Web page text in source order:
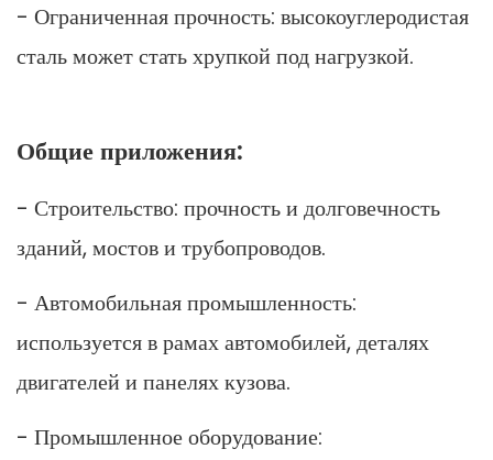
- Ограниченная прочность: высокоуглеродистая
сталь может стать хрупкой под нагрузкой.
Общие приложения:
- Строительство: прочность и долговечность
зданий, мостов и трубопроводов.
- Автомобильная промышленность:
используется в рамах автомобилей, деталях
двигателей и панелях кузова.
- Промышленное оборудование: